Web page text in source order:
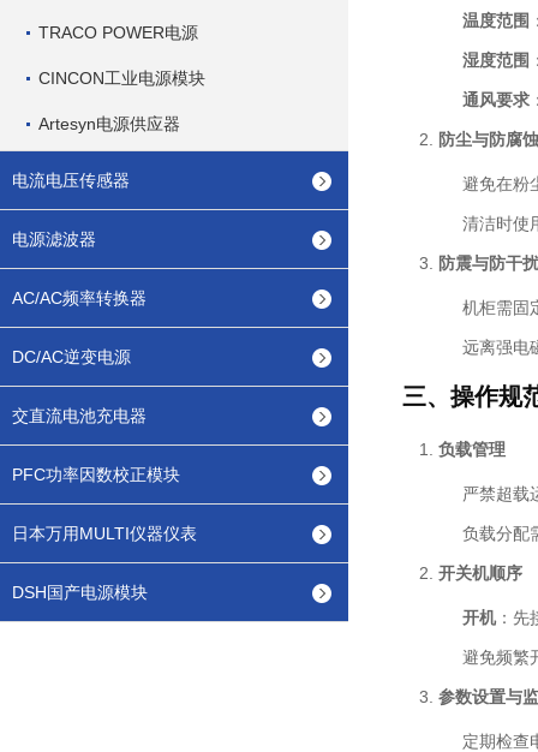
TRACO POWER电源
CINCON工业电源模块
Artesyn电源供应器
电流电压传感器
电源滤波器
AC/AC频率转换器
DC/AC逆变电源
交直流电池充电器
PFC功率因数校正模块
日本万用MULTI仪器仪表
DSH国产电源模块
温度范围
湿度范围
通风要求
防尘与防腐蚀
避免在粉
清洁时使
防震与防干扰
机柜需固
远离强电
三、操作规
负载管理
严禁超载
负载分配
开关机顺序
开机：先
避免频繁
参数设置与
定期检查